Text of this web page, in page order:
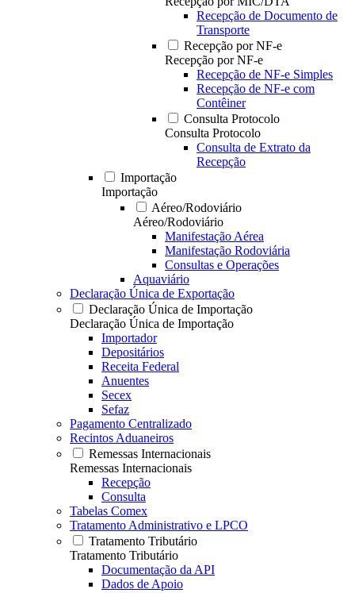
Recepção de Documento de
Transporte
Recepção por NF-e
Recepção por NF-e
Recepção de NF-e Simples
Recepção de NF-e com
Contêiner
Consulta Protocolo
Consulta Protocolo
Consulta de Extrato da
Recepção
Importação
Importação
Aéreo/Rodoviário
Aéreo/Rodoviário
Manifestação Aérea
Manifestação Rodoviária
Consultas e Operações
Aquaviário
Declaração Única de Exportação
Declaração Única de Importação
Declaração Única de Importação
Importador
Depositários
Receita Federal
Anuentes
Secex
Sefaz
Pagamento Centralizado
Recintos Aduaneiros
Remessas Internacionais
Remessas Internacionais
Recepção
Consulta
Tabelas Comex
Tratamento Administrativo e LPCO
Tratamento Tributário
Tratamento Tributário
Documentação da API
Dados de Apoio